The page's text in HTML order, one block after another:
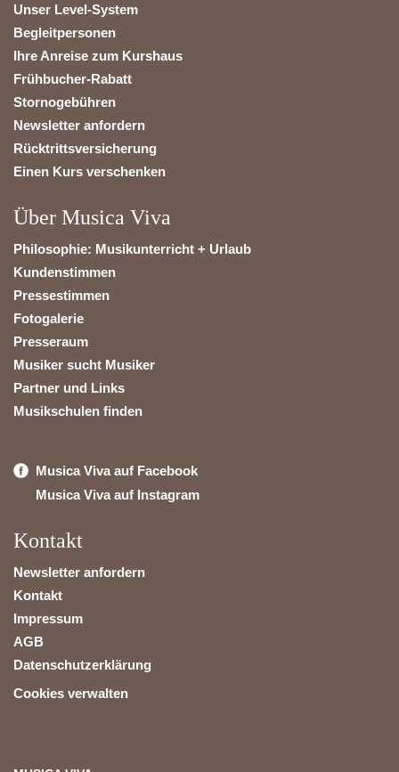
Unser Level-System
Begleitpersonen
Ihre Anreise zum Kurshaus
Frühbucher-Rabatt
Stornogebühren
Newsletter anfordern
Rücktrittsversicherung
Einen Kurs verschenken
Über Musica Viva
Philosophie: Musikunterricht + Urlaub
Kundenstimmen
Pressestimmen
Fotogalerie
Presseraum
Musiker sucht Musiker
Partner und Links
Musikschulen finden
Musica Viva auf Facebook
Musica Viva auf Instagram
Kontakt
Newsletter anfordern
Kontakt
Impressum
AGB
Datenschutzerklärung
Cookies verwalten